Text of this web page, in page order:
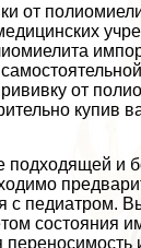
от
от
купив
и
с педиатром.
состояния